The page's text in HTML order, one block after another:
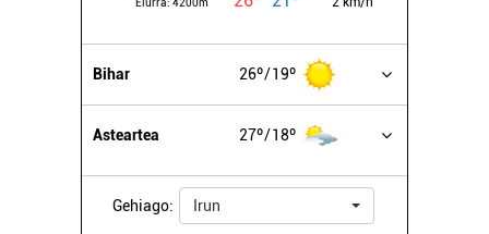
Elurra: 4200m
Bihar 26º 19º
Asteartea 27º 18º
Gehiago: Irun